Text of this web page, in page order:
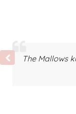
The Mallows